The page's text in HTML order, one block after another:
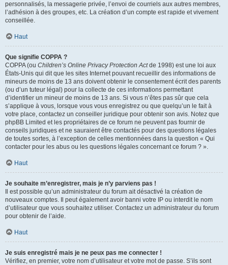
personnalisés, la messagerie privée, l’envoi de courriels aux autres membres,
l’adhésion à des groupes, etc. La création d’un compte est rapide et vivement
conseillée.
Haut
Que signifie COPPA ?
COPPA (ou Children’s Online Privacy Protection Actde 1998) est une loi aux
États-Unis qui dit que les sites Internet pouvant recueillir des informations de
mineurs de moins de 13 ans doivent obtenir le consentement écrit des parents
(ou d’un tuteur légal) pour la collecte de ces informations permettant
d’identifier un mineur de moins de 13 ans. Si vous n’êtes pas sûr que cela
s’applique à vous, lorsque vous vous enregistrez ou que quelqu’un le fait à
votre place, contactez un conseiller juridique pour obtenir son avis. Notez que
phpBB Limited et les propriétaires de ce forum ne peuvent pas fournir de
conseils juridiques et ne sauraient être contactés pour des questions légales
de toutes sortes, à l’exception de celles mentionnées dans la question « Qui
contacter pour les abus ou les questions légales concernant ce forum ? ».
Haut
Je souhaite m’enregistrer, mais je n’y parviens pas !
Il est possible qu’un administrateur du forum ait désactivé la création de
nouveaux comptes. Il peut également avoir banni votre IP ou interdit le nom
d’utilisateur que vous souhaitez utiliser. Contactez un administrateur du forum
pour obtenir de l’aide.
Haut
Je suis enregistré mais je ne peux pas me connecter !
Vérifiez, en premier, votre nom d’utilisateur et votre mot de passe. S’ils sont